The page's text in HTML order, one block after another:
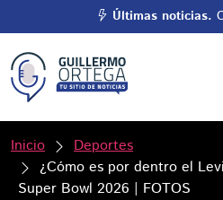
Últimas noticias.
Inicio
Deportes
¿Cómo es por dentro el
Super Bowl 2026 | FOTOS